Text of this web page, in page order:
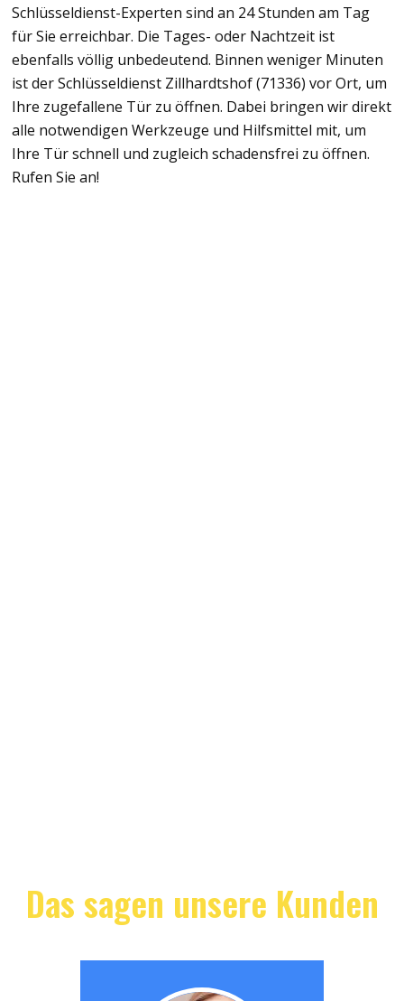
Schlüsseldienst-Experten sind an 24 Stunden am Tag
für Sie erreichbar. Die Tages- oder Nachtzeit ist
ebenfalls völlig unbedeutend. Binnen weniger Minuten
ist der Schlüsseldienst Zillhardtshof (71336) vor Ort, um
Ihre zugefallene Tür zu öffnen. Dabei bringen wir direkt
alle notwendigen Werkzeuge und Hilfsmittel mit, um
Ihre Tür schnell und zugleich schadensfrei zu öffnen.
Rufen Sie an!
Das sagen unsere Kunden